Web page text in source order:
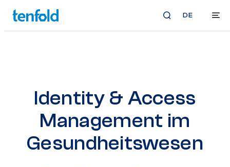
DE
Identity & Access
Management im
Gesundheitswesen